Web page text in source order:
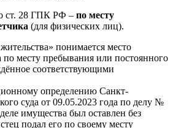
ст. 28 ГПК РФ – по месту
(для физических лиц).
понимается место
по месту пребывания или постоянного
соответствующими
определению Санкт-
суда от 09.05.2023 года по делу №
имущества был оставлен без
подал его по своему месту